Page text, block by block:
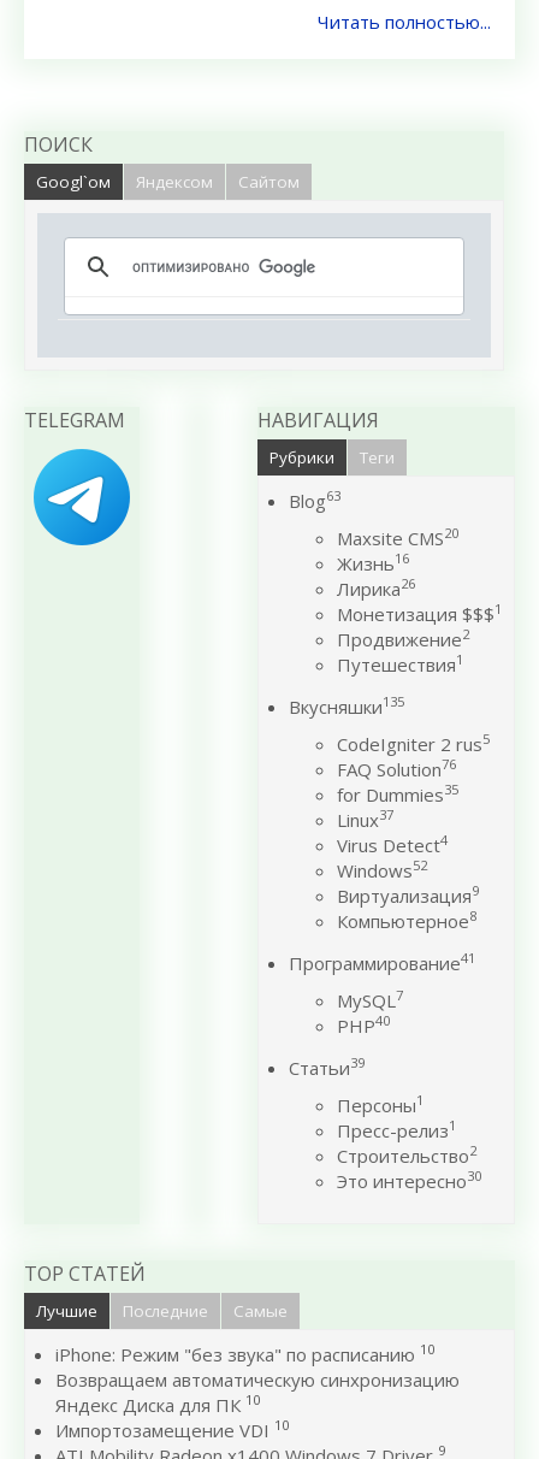
Читать полностью...
ПОИСК
Googl`ом Яндексом Сайтом
TELEGRAM НАВИГАЦИЯ
Рубрики Теги
Blog63
Maxsite CMS20
Жизнь16
Лирика26
Монетизация $$$1
Продвижение2
Путешествия1
Вкусняшки135
CodeIgniter 2 rus5
FAQ Solution76
for Dummies35
Linux37
Virus Detect4
Windows52
Виртуализация9
Компьютерное8
Программирование41
MySQL7
PHP40
Статьи39
Персоны1
Пресс-релиз1
Строительство2
Это интересно30
TOP СТАТЕЙ
Лучшие Последние Самые
iPhone: Режим "без звука" по расписанию 10
Возвращаем автоматическую синхронизацию
Яндекс Диска для ПК 10
Импортозамещение VDI 10
9